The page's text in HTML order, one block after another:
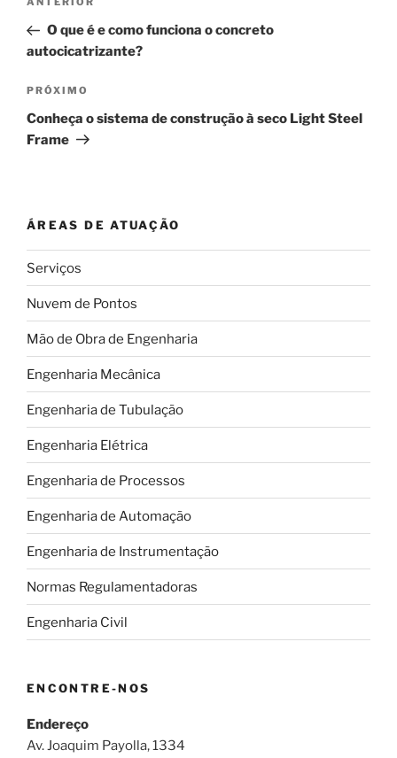
Post
Post
anterior
O que é e como funciona o concreto
autocicatrizante?
Próximo
post
PRÓXIMO
Conheça o sistema de construção à seco Light Steel
Frame
ÁREAS DE ATUAÇÃO
Serviços
Nuvem de Pontos
Mão de Obra de Engenharia
Engenharia Mecânica
Engenharia de Tubulação
Engenharia Elétrica
Engenharia de Processos
Engenharia de Automação
Engenharia de Instrumentação
Normas Regulamentadoras
Engenharia Civil
ENCONTRE-NOS
Endereço
Av. Joaquim Payolla, 1334